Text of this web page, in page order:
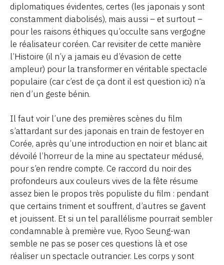
diplomatiques évidentes, certes (les japonais y sont
constamment diabolisés), mais aussi – et surtout –
pour les raisons éthiques qu’occulte sans vergogne
le réalisateur coréen. Car revisiter de cette manière
l’Histoire (il n’y a jamais eu d’évasion de cette
ampleur) pour la transformer en véritable spectacle
populaire (car c’est de ça dont il est question ici) n’a
rien d’un geste bénin.
Il faut voir l’une des premières scènes du film
s’attardant sur des japonais en train de festoyer en
Corée, après qu’une introduction en noir et blanc ait
dévoilé l’horreur de la mine au spectateur médusé,
pour s’en rendre compte. Ce raccord du noir des
profondeurs aux couleurs vives de la fête résume
assez bien le propos très populiste du film : pendant
que certains triment et souffrent, d’autres se gavent
et jouissent. Et si un tel parallélisme pourrait sembler
condamnable à première vue, Ryoo Seung-wan
semble ne pas se poser ces questions là et ose
réaliser un spectacle outrancier. Les corps y sont